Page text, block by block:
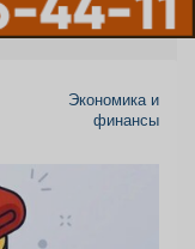
Экономика и
финансы